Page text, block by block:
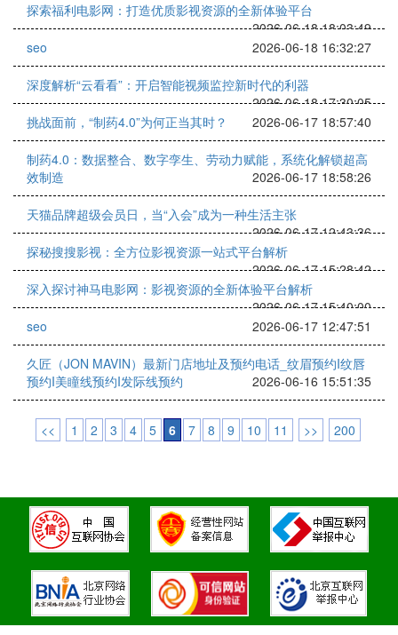
探索福利电影网：打造优质影视资源的全新体验平台
2026-06-18 18:03:49
seo
2026-06-18 16:32:27
深度解析“云看看”：开启智能视频监控新时代的利器
2026-06-18 17:30:05
挑战面前，“制药4.0”为何正当其时？
2026-06-17 18:57:40
制药4.0：数据整合、数字孪生、劳动力赋能，系统化解锁超高
效制造
2026-06-17 18:58:26
天猫品牌超级会员日，当“入会”成为一种生活主张
2026-06-17 12:43:36
探秘搜搜影视：全方位影视资源一站式平台解析
2026-06-17 15:28:42
深入探讨神马电影网：影视资源的全新体验平台解析
2026-06-17 15:40:00
seo
2026-06-17 12:47:51
久匠（JON MAVIN）最新门店地址及预约电话_纹眉预约I纹唇
预约I美瞳线预约I发际线预约
2026-06-16 15:51:35
<< 1 2 3 4 5 6 7 8 9 10 11 >> 200